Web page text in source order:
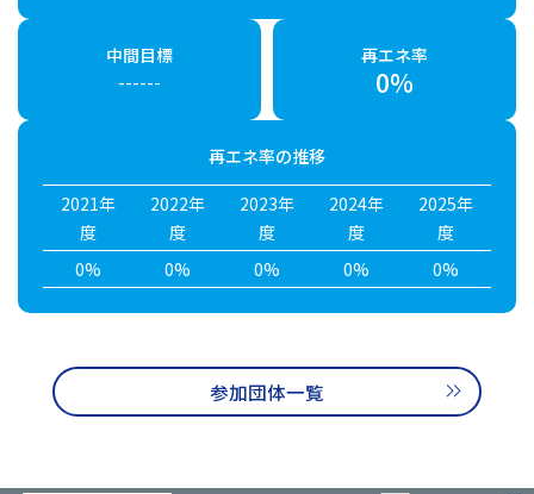
中間目標
------
再エネ率
0%
再エネ率の推移
2021年
度
2022年
度
2023年
度
2024年
度
2025年
度
0%
0% 0% 0% 0%
参加団体一覧